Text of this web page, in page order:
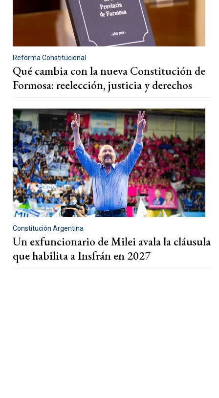
Reforma Constitucional
Qué cambia con la nueva Constitución de
Formosa: reelección, justicia y derechos
Constitución Argentina
Un exfuncionario de Milei avala la cláusula
que habilita a Insfrán en 2027